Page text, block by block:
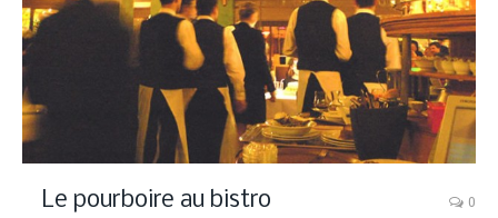
Le pourboire au bistro 0